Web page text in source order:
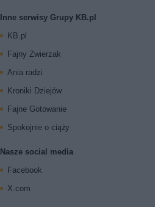
Inne serwisy Grupy KB.pl
KB.pl
Fajny Zwierzak
Ania radzi
Kroniki Dziejów
Fajne Gotowanie
Spokojnie o ciąży
Nasze social media
Facebook
X.com